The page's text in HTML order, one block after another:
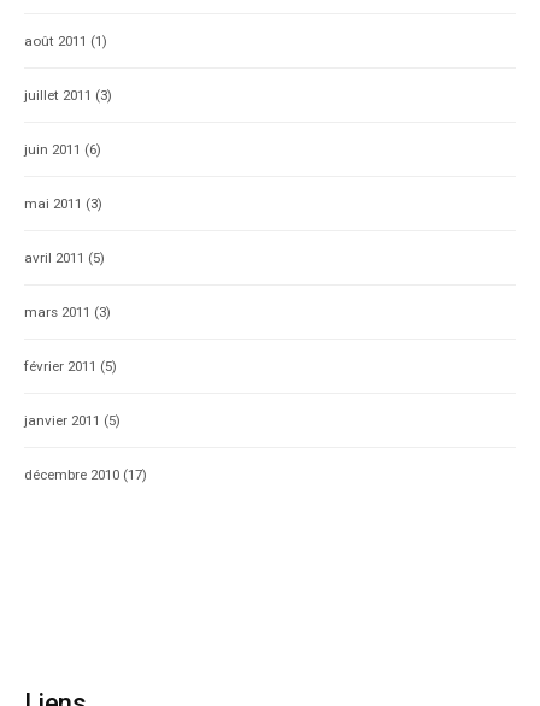
août 2011 (1)
juillet 2011 (3)
juin 2011 (6)
mai 2011 (3)
avril 2011 (5)
mars 2011 (3)
février 2011 (5)
janvier 2011 (5)
décembre 2010 (17)